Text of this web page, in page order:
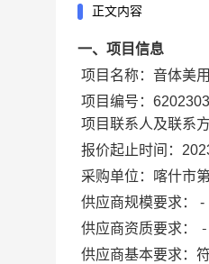
正文内容
一、项目信息
项目名称： 音体美
项目编号：
项目联系人及联系
报价起止时间：
采购单位：
喀什市
供应商规模要求： -
供应商资质要求：
-
供应商基本要求：